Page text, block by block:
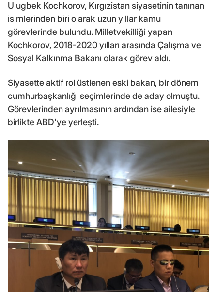
Ulugbek Kochkorov, Kırgızistan siyasetinin tanınan
isimlerinden biri olarak uzun yıllar kamu
görevlerinde bulundu. Milletvekilliği yapan
Kochkorov, 2018-2020 yılları arasında Çalışma ve
Sosyal Kalkınma Bakanı olarak görev aldı.
Siyasette aktif rol üstlenen eski bakan, bir dönem
cumhurbaşkanlığı seçimlerinde de aday olmuştu.
Görevlerinden ayrılmasının ardından ise ailesiyle
birlikte ABD'ye yerleşti.